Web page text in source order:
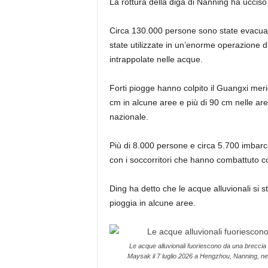
4
elementi
Circa 130.000 persone sono state
state utilizzate in un’enorme operazione
intrappolate nelle acque.
Forti piogge hanno colpito il Guangxi
cm in alcune aree e più di 90 cm nelle
nazionale.
Più di 8.000 persone e circa 5.700
con i soccorritori che hanno combattuto
Ding ha detto che le acque alluvionali si
pioggia in alcune aree.
Le acque alluvionali fuoriescono da una
Maysak il 7 luglio 2026 a Hengzhou, Nanning,